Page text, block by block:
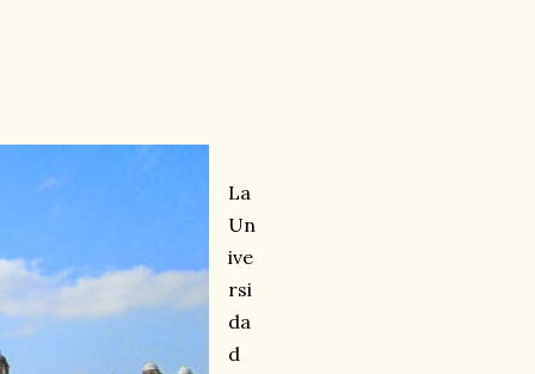
La
Un
ive
rsi
da
d